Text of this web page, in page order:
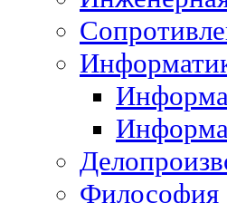
Философия